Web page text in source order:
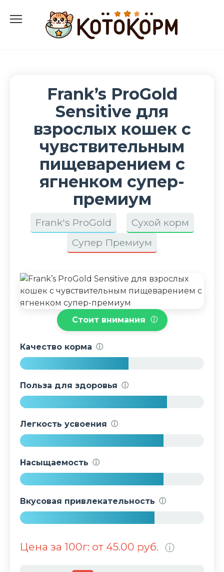
содержанию
Frank’s ProGold
Sensitive для
взрослых кошек с
чувствительным
пищеварением с
ягненком супер-
премиум
Frank's ProGold
Сухой корм
Супер Премиум
Стоит внимания ⓘ
Качество корма ⓘ
Польза для здоровья ⓘ
Легкость усвоения ⓘ
Насыщаемость ⓘ
Вкусовая привлекательность ⓘ
Цена за 100г: от 45.00 руб. ⓘ